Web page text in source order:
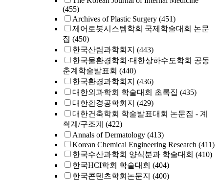
(455)
Archives of Plastic Surgery (451)
제어로봇시스템학회 국제학술대회 논문
집 (450)
한국산림과학회지 (443)
한국물환경학회·대한상하수도학회 공동
춘계학술발표회 (440)
한국환경과학회지 (436)
대한외과학회 학술대회 초록집 (435)
대한환경공학회지 (429)
대한건축학회 학술발표대회 논문집 - 계
획계/구조계 (422)
Annals of Dermatology (413)
Korean Chemical Engineering Research (411)
한국수산과학회 양식분과 학술대회 (410)
한국HCI학회 학술대회 (404)
한국콘텐츠학회논문지 (400)